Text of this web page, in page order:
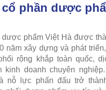
phần dược
dược phẩm Việt Hà được
năm xây dựng và phát
rộng khắp toàn quốc,
kinh doanh chuyên
nỗ lực phấn đấu trở